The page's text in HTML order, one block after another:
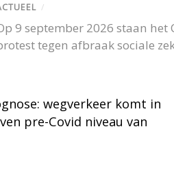
/
9 september 2026 staan het
tegen afbraak sociale
wegverkeer komt in
pre-Covid niveau van